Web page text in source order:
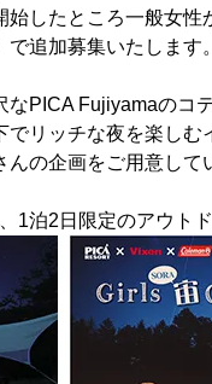
始したところ一般女
で追加募集いたしま
なPICA Fujiyamaのコ
でリッチな夜を楽し
の企画をご用意し
1泊2日限定のアウト